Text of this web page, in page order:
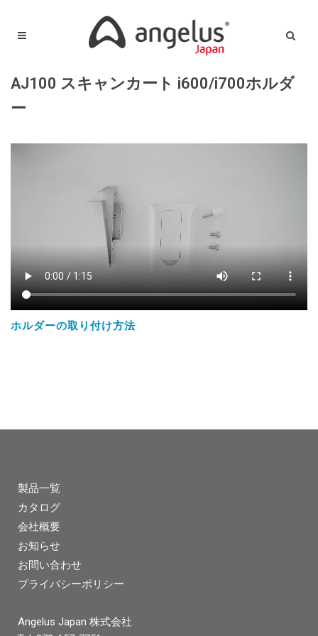
AJ100 スキャンカート i600/i700ホルダ
ー
ホルダーの取り付け方法
製品一覧
カタログ
会社概要
お知らせ
お問い合わせ
プライバシーポリシー
Angelus Japan 株式会社